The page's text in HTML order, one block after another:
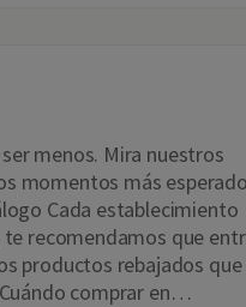
menos. Mira nuestros
momentos más
Cada establecimiento
te recomendamos que
productos rebajados que
comprar en…